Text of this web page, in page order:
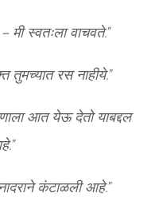
मी स्वतःला वाचवते.”
तुमच्यात रस नाहीये.”
आत येऊ देतो याबद्दल
कंटाळली आहे.”